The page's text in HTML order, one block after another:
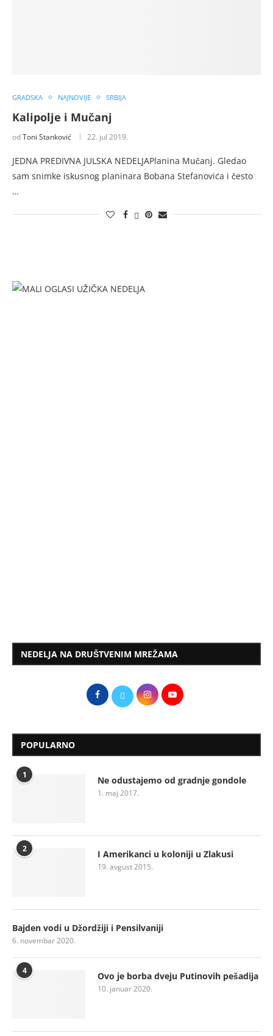
GRADSKA NAJNOVIJE SRBIJA
Kalipolje i Mučanj
odToni Stanković 22. jul 2019.
JEDNA PREDIVNA JULSKA NEDELJAPlanina Mučanj. Gledao
sam snimke iskusnog planinara Bobana Stefanovića i često
…
NEDELJA NA DRUŠTVENIM MREŽAMA
POPULARNO
1 Ne odustajemo od gradnje gondole
1. maj 2017.
2 I Amerikanci u koloniji u Zlakusi
19. avgust 2015.
Bajden vodi u Džordžiji i Pensilvaniji
6. novembar 2020.
4 Ovo je borba dveju Putinovih pešadija
10. januar 2020.